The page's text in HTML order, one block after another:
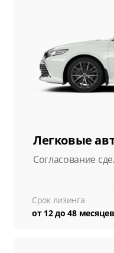
Легковые
Согласование
Срок лизинга
от 12 до 48 месяцев